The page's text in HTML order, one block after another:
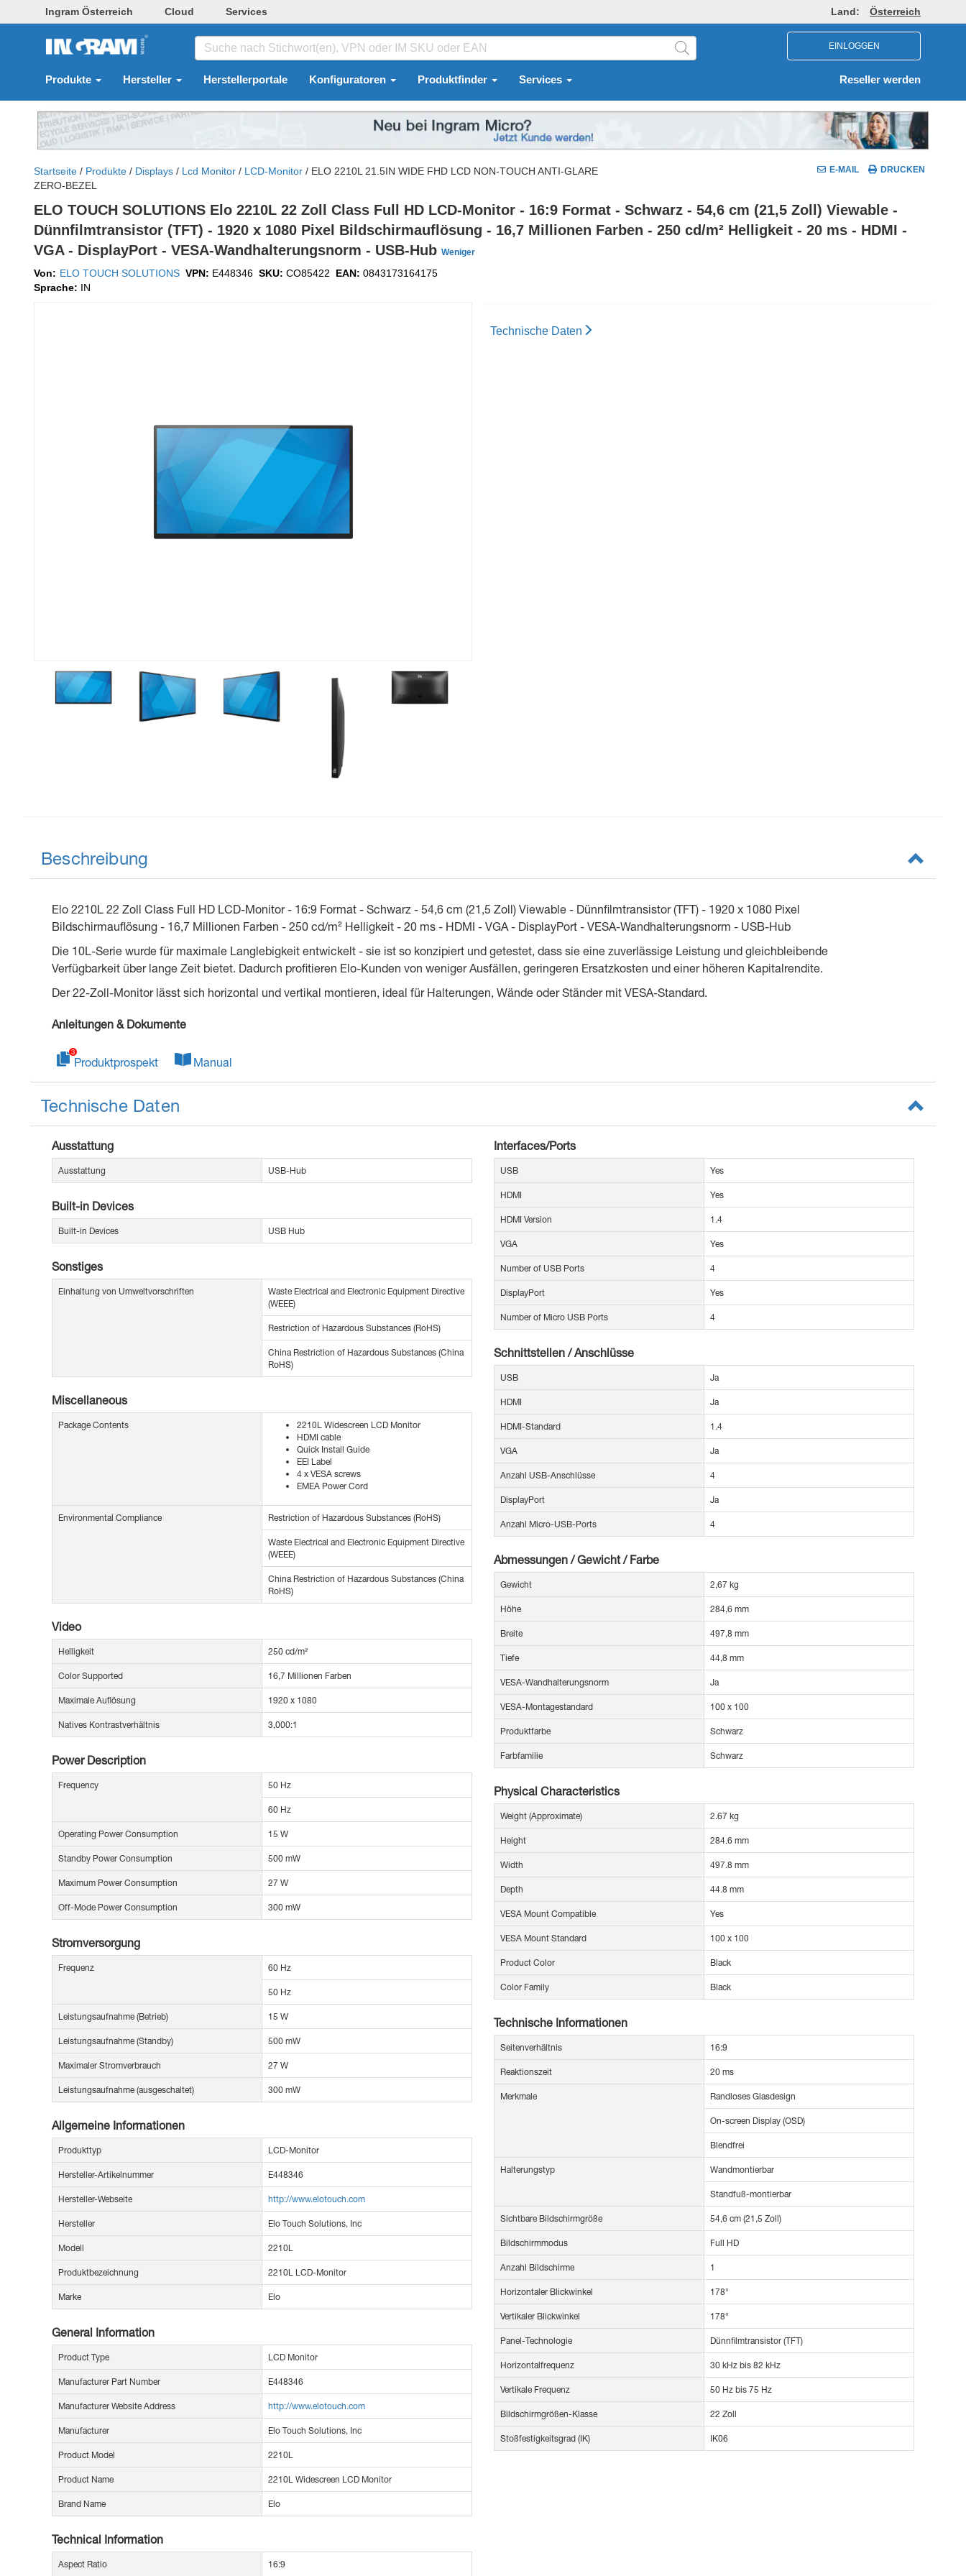
Ingram Österreich Cloud Services Land: Österreich
EINLOGGEN
Produkte Hersteller Herstellerportale Konfiguratoren Produktfinder Services Reseller werden
Startseite / Produkte / Displays / Lcd Monitor / LCD-Monitor / ELO 2210L 21.5IN WIDE FHD LCD NON-TOUCH ANTI-GLARE
ZERO-BEZEL
E-MAIL DRUCKEN
ELO TOUCH SOLUTIONS Elo 2210L 22 Zoll Class Full HD LCD-Monitor - 16:9 Format - Schwarz - 54,6 cm (21,5 Zoll) Viewable -
Dünnfilmtransistor (TFT) - 1920 x 1080 Pixel Bildschirmauflösung - 16,7 Millionen Farben - 250 cd/m² Helligkeit - 20 ms - HDMI -
VGA - DisplayPort - VESA-Wandhalterungsnorm - USB-Hub Weniger
Von: ELO TOUCH SOLUTIONS VPN: E448346 SKU: CO85422 EAN: 0843173164175
Sprache: IN
Technische Daten
Beschreibung
Elo 2210L 22 Zoll Class Full HD LCD-Monitor - 16:9 Format - Schwarz - 54,6 cm (21,5 Zoll) Viewable - Dünnfilmtransistor (TFT) - 1920 x 1080 Pixel
Bildschirmauflösung - 16,7 Millionen Farben - 250 cd/m² Helligkeit - 20 ms - HDMI - VGA - DisplayPort - VESA-Wandhalterungsnorm - USB-Hub
Die 10L-Serie wurde für maximale Lang­lebigkeit entwickelt - sie ist so konzipiert und getestet, dass sie eine zuverlässige Leistung und gleich­bleibende
Ver­fügbarkeit über lange Zeit bietet. Dadurch profitieren Elo-Kunden von weniger Ausfällen, geringeren Ersatzkosten und einer höheren Kapitalrendite.
Der 22-Zoll-Monitor lässt sich horizontal und vertikal montieren, ideal für Halter­ungen, Wände oder Ständer mit VESA-Standard.
Anleitungen & Dokumente
Produktprospekt Manual
Technische Daten
Ausstattung
Ausstattung USB-Hub
Built-in Devices
Built-in Devices USB Hub
Sonstiges
Einhaltung von Umweltvorschriften
Waste Electrical and Electronic Equipment Directive
(WEEE)
Restriction of Hazardous Substances (RoHS)
China Restriction of Hazardous Substances (China
RoHS)
Miscellaneous
Package Contents
2210L Widescreen LCD Monitor
HDMI cable
Quick Install Guide
EEI Label
4 x VESA screws
EMEA Power Cord
Environmental Compliance Restriction of Hazardous Substances (RoHS)
Waste Electrical and Electronic Equipment Directive
(WEEE)
China Restriction of Hazardous Substances (China
RoHS)
Video
Helligkeit 250 cd/m²
Color Supported 16,7 Millionen Farben
Maximale Auflösung 1920 x 1080
Natives Kontrastverhältnis 3,000:1
Power Description
Frequency 50 Hz
60 Hz
Operating Power Consumption 15 W
Standby Power Consumption 500 mW
Maximum Power Consumption 27 W
Off-Mode Power Consumption 300 mW
Stromversorgung
Frequenz 60 Hz
50 Hz
Leistungsaufnahme (Betrieb) 15 W
Leistungsaufnahme (Standby) 500 mW
Maximaler Stromverbrauch 27 W
Leistungsaufnahme (ausgeschaltet) 300 mW
Allgemeine Informationen
Produkttyp LCD-Monitor
Hersteller-Artikelnummer E448346
Hersteller-Webseite http://www.elotouch.com
Hersteller Elo Touch Solutions, Inc
Modell 2210L
Produktbezeichnung 2210L LCD-Monitor
Marke Elo
General Information
Product Type LCD Monitor
Manufacturer Part Number E448346
Manufacturer Website Address http://www.elotouch.com
Manufacturer Elo Touch Solutions, Inc
Product Model 2210L
Product Name 2210L Widescreen LCD Monitor
Brand Name Elo
Technical Information
Aspect Ratio 16:9
Interfaces/Ports
USB Yes
HDMI Yes
HDMI Version 1.4
VGA Yes
Number of USB Ports 4
DisplayPort Yes
Number of Micro USB Ports 4
Schnittstellen / Anschlüsse
USB Ja
HDMI Ja
HDMI-Standard 1.4
VGA Ja
Anzahl USB-Anschlüsse 4
DisplayPort Ja
Anzahl Micro-USB-Ports 4
Abmessungen / Gewicht / Farbe
Gewicht 2,67 kg
Höhe 284,6 mm
Breite 497,8 mm
Tiefe 44,8 mm
VESA-Wandhalterungsnorm Ja
VESA-Montagestandard 100 x 100
Produktfarbe Schwarz
Farbfamilie Schwarz
Physical Characteristics
Weight (Approximate) 2.67 kg
Height 284.6 mm
Width 497.8 mm
Depth 44.8 mm
VESA Mount Compatible Yes
VESA Mount Standard 100 x 100
Product Color Black
Color Family Black
Technische Informationen
Seitenverhältnis 16:9
Reaktionszeit 20 ms
Merkmale Randloses Glasdesign
On-screen Display (OSD)
Blendfrei
Halterungstyp Wandmontierbar
Standfuß-montierbar
Sichtbare Bildschirmgröße 54,6 cm (21,5 Zoll)
Bildschirmmodus Full HD
Anzahl Bildschirme 1
Horizontaler Blickwinkel 178°
Vertikaler Blickwinkel 178°
Panel-Technologie Dünnfilmtransistor (TFT)
Horizontalfrequenz 30 kHz bis 82 kHz
Vertikale Frequenz 50 Hz bis 75 Hz
Bildschirmgrößen-Klasse 22 Zoll
Stoßfestigkeitsgrad (IK) IK06